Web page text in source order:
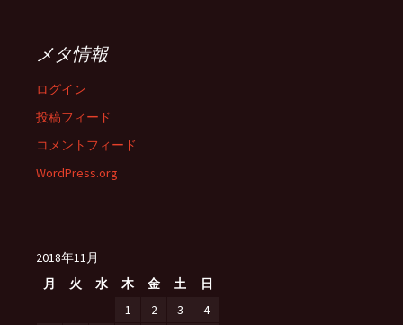
メタ情報
ログイン
投稿フィード
コメントフィード
WordPress.org
2018年11月
月
火 水 木 金 土
日
1
2 3 4